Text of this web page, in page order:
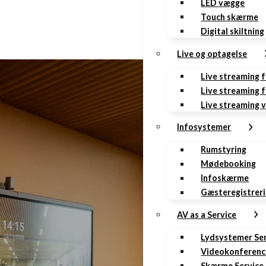
LED vægge
Touch skærme
Digital skiltning
Live og optagelse
Live streaming
Live streaming
Live streaming
Infosystemer
Rumstyring
Mødebooking
Infoskærme
AV as a Service
Lydsystemer